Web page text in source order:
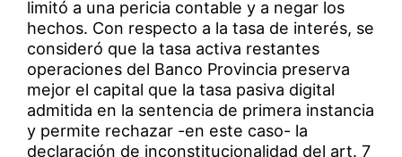
limitó a una pericia contable y a negar los
hechos. Con respecto a la tasa de interés, se
consideró que la tasa activa restantes
operaciones del Banco Provincia preserva
mejor el capital que la tasa pasiva digital
admitida en la sentencia de primera instancia
y permite rechazar -en este caso- la
declaración de inconstitucionalidad del art. 7